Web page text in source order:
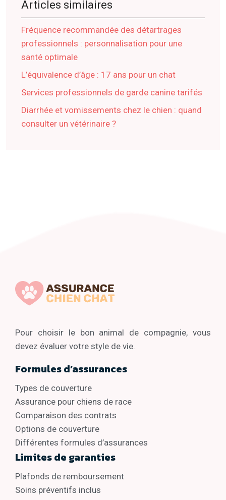
Articles similaires
Fréquence recommandée des détartrages
professionnels : personnalisation pour une
santé optimale
L’équivalence d’âge : 17 ans pour un chat
Services professionnels de garde canine tarifés
Diarrhée et vomissements chez le chien : quand
consulter un vétérinaire ?
Pour choisir le bon animal de compagnie, vous
devez évaluer votre style de vie.
Formules d’assurances
Types de couverture
Assurance pour chiens de race
Comparaison des contrats
Options de couverture
Différentes formules d’assurances
Limites de garanties
Plafonds de remboursement
Soins préventifs inclus